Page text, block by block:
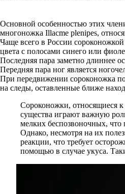
Основной особенностью этих
многоножка Illacme plenipes,
Чаще всего в России
цвета с полосами синего или
Последняя пара заметно длиннее
Передняя пара ног является
При передвижении сороконожка
на следы, оставленные ближе
Сороконожки, относящиеся к
существа играют важную
мелких беспозвоночных, что
Однако, несмотря на их
реакции, что требует
помощью в случае укуса.